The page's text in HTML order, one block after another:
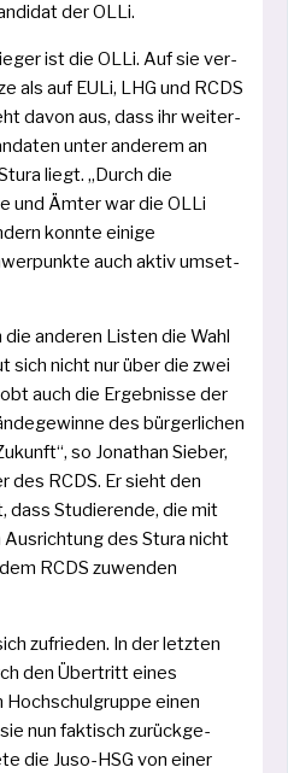
der OLLi.
ist die OLLi. Auf sie ver­
als auf EULi, LHG und RCDS
davon aus, dass ihr wei­ter­
unter ande­rem an
liegt. „Durch die
und Ämter war die OLLi
konn­te eini­ge
auch aktiv umset­
ande­ren Listen die Wahl
sich nicht nur über die zwei
auch die Ergebnisse der
des bür­ger­li­chen
so Jonathan Sieber,
RCDS. Er sieht den
dass Studierende, die mit
des Stura nicht
RCDS zuwen­den
zufrie­den. In der letz­ten
den Übertritt eines
Hochschulgruppe einen
nun fak­tisch zurück­ge­
die Juso-HSG von einer